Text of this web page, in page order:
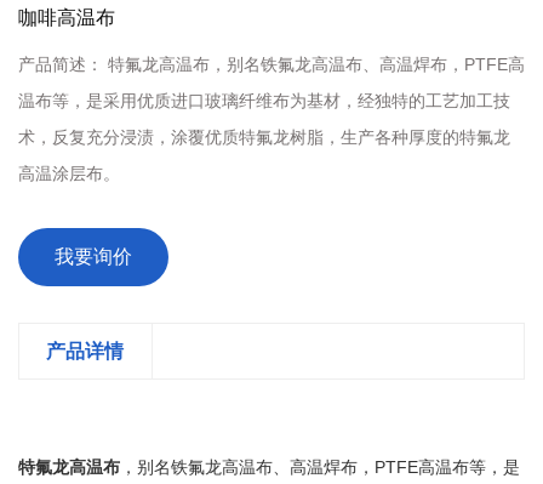
咖啡高温布
产品简述：
特氟龙高温布，别名铁氟龙高温布、高温焊布，PTFE高
温布等，是采用优质进口玻璃纤维布为基材，经独特的工艺加工技
术，反复充分浸渍，涂覆优质特氟龙树脂，生产各种厚度的特氟龙
高温涂层布。
我要询价
产品详情
特氟龙高温布 ，别名铁氟龙高温布、高温焊布，PTFE高温布等，是